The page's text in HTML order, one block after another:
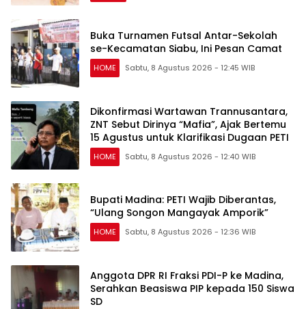
Buka Turnamen Futsal Antar-Sekolah
se-Kecamatan Siabu, Ini Pesan Camat
HOME Sabtu, 8 Agustus 2026 - 12:45 WIB
Dikonfirmasi Wartawan Trannusantara,
ZNT Sebut Dirinya “Mafia”, Ajak Bertemu
15 Agustus untuk Klarifikasi Dugaan PETI
HOME Sabtu, 8 Agustus 2026 - 12:40 WIB
Bupati Madina: PETI Wajib Diberantas,
“Ulang Songon Mangayak Amporik”
HOME Sabtu, 8 Agustus 2026 - 12:36 WIB
Anggota DPR RI Fraksi PDI-P ke Madina,
Serahkan Beasiswa PIP kepada 150 Siswa
SD